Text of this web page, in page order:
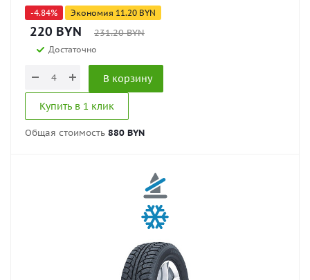
-4.84% Экономия 11.20 BYN
220 BYN 231.20BYN
Достаточно
В корзину
Купить в 1 клик
Общая стоимость 880 BYN